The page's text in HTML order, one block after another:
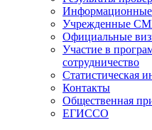
Учрежденные
Официальные
Участие в
сотрудничество
Статистическая
Контакты
Общественная
ЕГИССО